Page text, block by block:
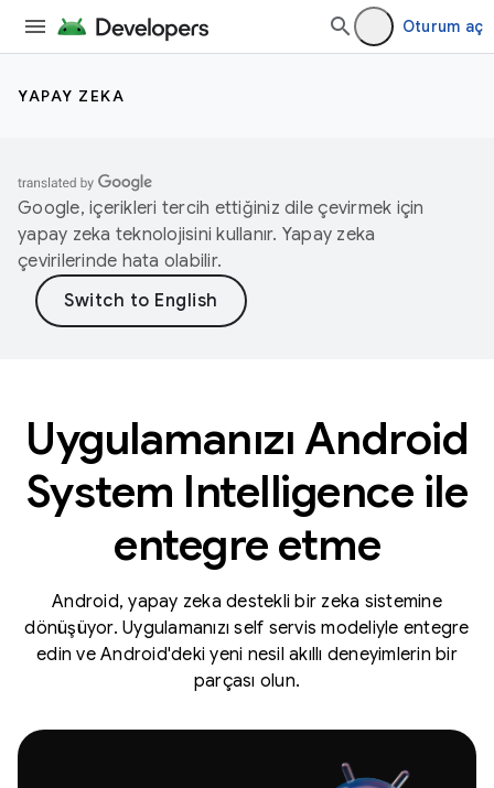
Oturum aç
YAPAY ZEKA
Google, içerikleri tercih ettiğiniz dile çevirmek için
yapay zeka teknolojisini kullanır. Yapay zeka
çevirilerinde hata olabilir.
Uygulamanızı Android
System Intelligence ile
entegre etme
Android, yapay zeka destekli bir zeka sistemine
dönüşüyor. Uygulamanızı self servis modeliyle entegre
edin ve Android'deki yeni nesil akıllı deneyimlerin bir
parçası olun.